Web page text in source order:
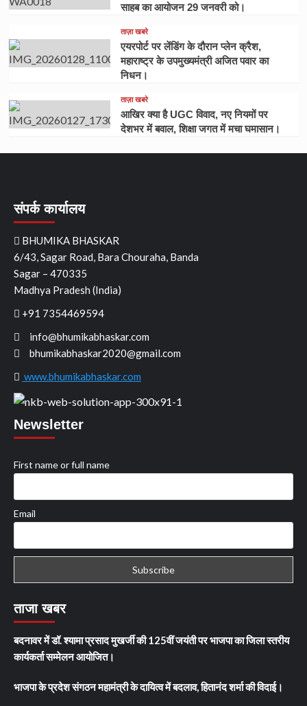
साहब का आयोजन 29 जनवरी को।
ताज़ा खबरे
एयरपोर्ट पर लेंडिंग के दौरान प्लेन क्रैश,
महाराष्ट्र के उपमुख्यमंत्री अजित पवार का
निधन।
ताज़ा खबरे
आखिर क्या है UGC विवाद, नए नियमों पर
देशभर में बवाल, शिक्षा जगत में मचा घमासान।
संपर्क कार्यालय
BHUMIKA BHASKAR
6/43, Sagar Road, Bara Chouraha, Banda
Sagar – 470335
Madhya Pradesh (India)
+91 7354469594
info@bhumikabhaskar.com
bhumikabhaskar2020@gmail.com
www.bhumikabhaskar.com
Newsletter
First name or full name
Email
ताजा खबर
बदनावर में डॉ. श्यामा प्रसाद मुखर्जी की 125वीं जयंती पर भाजपा का जिला स्तरीय
कार्यकर्ता सम्मेलन आयोजित।
भाजपा के प्रदेश संगठन महामंत्री के दायित्व में बदलाव, हितानंद शर्मा की विदाई।